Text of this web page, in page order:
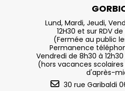
Lund, Mardi, Jeudi,
12H30 et sur RDV de
(Fermée au public
Permanence
Vendredi de 8h30 à 12h30
(hors vacances
d'après-
30 rue Garibaldi